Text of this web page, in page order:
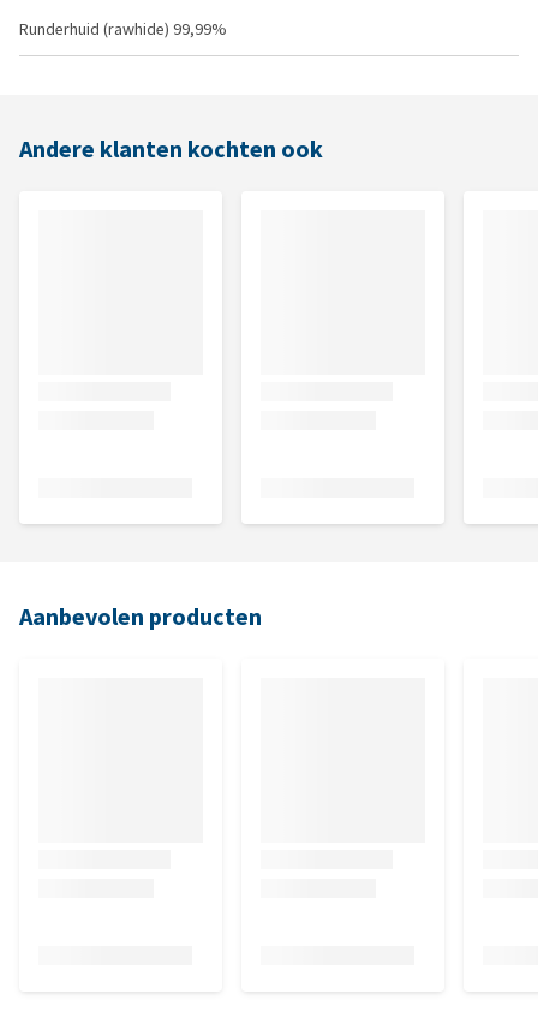
Runderhuid (rawhide) 99,99%
Andere klanten kochten ook
Aanbevolen producten